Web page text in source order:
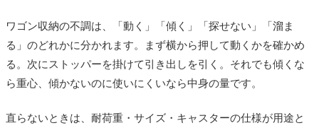
ワゴン収納の不調は、「動く」「傾く」「探せない」「溜ま
る」のどれかに分かれます。まず横から押して動くかを確かめ
る。次にストッパーを掛けて引き出しを引く。それでも傾くな
ら重心、傾かないのに使いにくいなら中身の量です。
直らないときは、耐荷重・サイズ・キャスターの仕様が用途と